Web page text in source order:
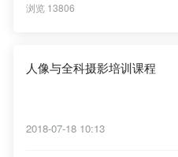
浏览 13806
人像与全科摄影培训课程
2018-07-18 10:13